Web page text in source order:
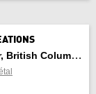
À
Columbia